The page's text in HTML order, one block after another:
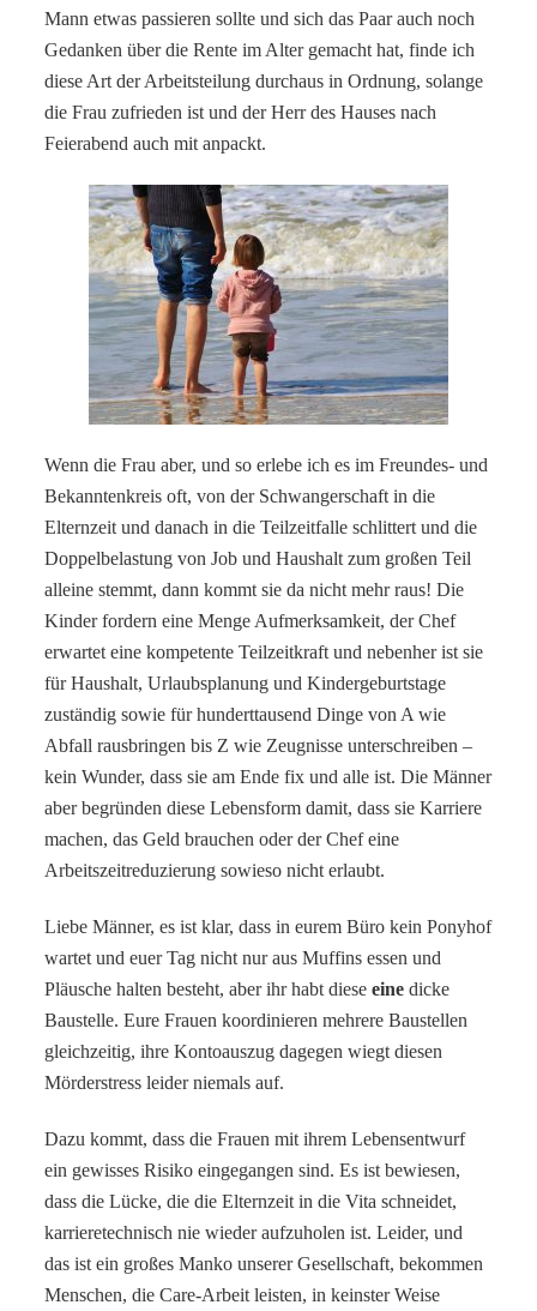
Mann etwas passieren sollte und sich das Paar auch noch
Gedanken über die Rente im Alter gemacht hat, finde ich
diese Art der Arbeitsteilung durchaus in Ordnung, solange
die Frau zufrieden ist und der Herr des Hauses nach
Feierabend auch mit anpackt.
Wenn die Frau aber, und so erlebe ich es im Freundes- und
Bekanntenkreis oft, von der Schwangerschaft in die
Elternzeit und danach in die Teilzeitfalle schlittert und die
Doppelbelastung von Job und Haushalt zum großen Teil
alleine stemmt, dann kommt sie da nicht mehr raus! Die
Kinder fordern eine Menge Aufmerksamkeit, der Chef
erwartet eine kompetente Teilzeitkraft und nebenher ist sie
für Haushalt, Urlaubsplanung und Kindergeburtstage
zuständig sowie für hunderttausend Dinge von A wie
Abfall rausbringen bis Z wie Zeugnisse unterschreiben –
kein Wunder, dass sie am Ende fix und alle ist. Die Männer
aber begründen diese Lebensform damit, dass sie Karriere
machen, das Geld brauchen oder der Chef eine
Arbeitszeitreduzierung sowieso nicht erlaubt.
Liebe Männer, es ist klar, dass in eurem Büro kein Ponyhof
wartet und euer Tag nicht nur aus Muffins essen und
Pläusche halten besteht, aber ihr habt dieseeine dicke
Baustelle. Eure Frauen koordinieren mehrere Baustellen
gleichzeitig, ihre Kontoauszug dagegen wiegt diesen
Mörderstress leider niemals auf.
Dazu kommt, dass die Frauen mit ihrem Lebensentwurf
ein gewisses Risiko eingegangen sind. Es ist bewiesen,
dass die Lücke, die die Elternzeit in die Vita schneidet,
karrieretechnisch nie wieder aufzuholen ist. Leider, und
das ist ein großes Manko unserer Gesellschaft, bekommen
Menschen, die Care-Arbeit leisten, in keinster Weise